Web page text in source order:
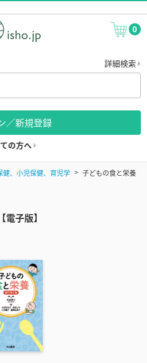
0
詳細検索
／新規登録
の方へ
健、小児保健、育児学
子どもの食と栄養
子版】